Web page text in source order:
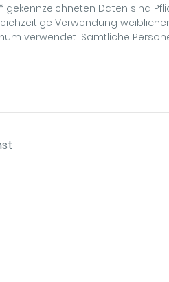
* gekennzeichneten Daten sind
Verwendung
verwendet. Sämtliche